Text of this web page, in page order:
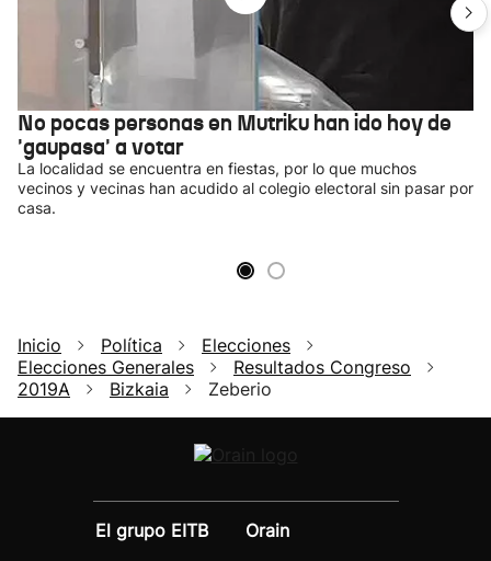
No pocas personas en Mutriku han ido hoy de
'gaupasa' a votar
La localidad se encuentra en fiestas, por lo que muchos
vecinos y vecinas han acudido al colegio electoral sin pasar por
casa.
Inicio Política
Elecciones
Elecciones Generales
Resultados Congreso
2019A
Bizkaia Zeberio
El grupo EITB
Orain